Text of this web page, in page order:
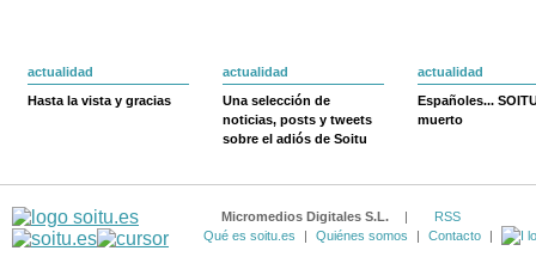
actualidad
Hasta la vista y gracias
actualidad
Una selección de
noticias, posts y tweets
sobre el adiós de Soitu
actualidad
Españoles...
muerto
Micromedios Digitales S.L. |
RSS
Qué es soitu.es
| Quiénes somos | Contacto |